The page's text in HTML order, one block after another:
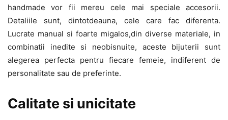
handmade vor fii mereu cele mai speciale accesorii.
Detaliile sunt, dintotdeauna, cele care fac diferenta.
Lucrate manual si foarte migalos,din diverse materiale, in
combinatii inedite si neobisnuite, aceste bijuterii sunt
alegerea perfecta pentru fiecare femeie, indiferent de
personalitate sau de preferinte.
Calitate si unicitate